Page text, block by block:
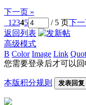
下一页 »
1 2345 / 5 页下
返回列表
高级模式
B Color Image Link
您需要登录后才可以回
本版积分规则 发表回复